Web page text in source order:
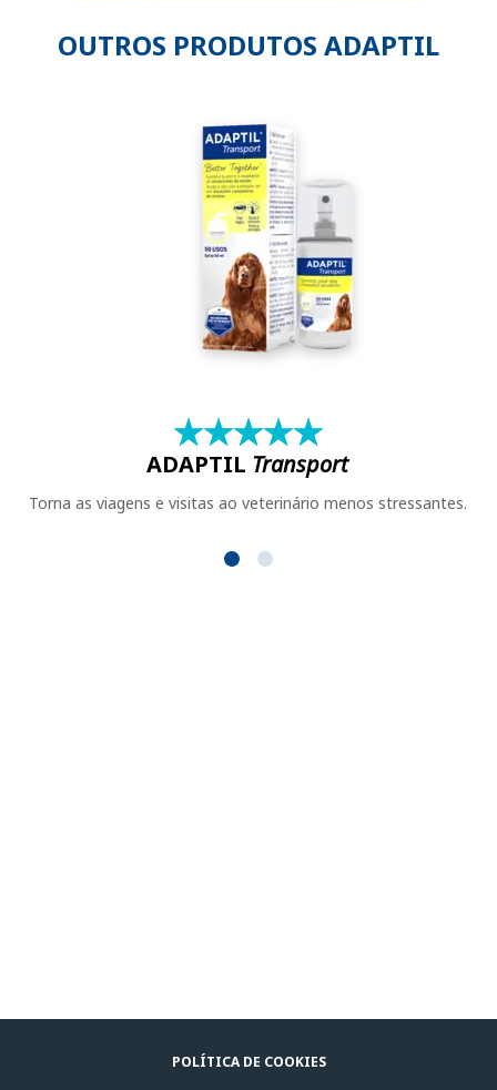
OUTROS PRODUTOS ADAPTIL
★★★★★
☆☆☆☆☆
ADAPTIL Transport
Torna as viagens e visitas ao veterinário menos stressantes.
POLÍTICA DE COOKIES